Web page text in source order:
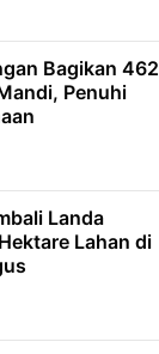
Bagikan 462
Penuhi
Landa
Lahan di